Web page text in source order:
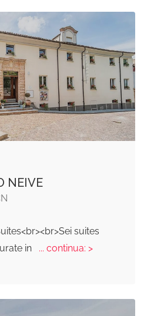
NEIVE
suites
in
... continua: >